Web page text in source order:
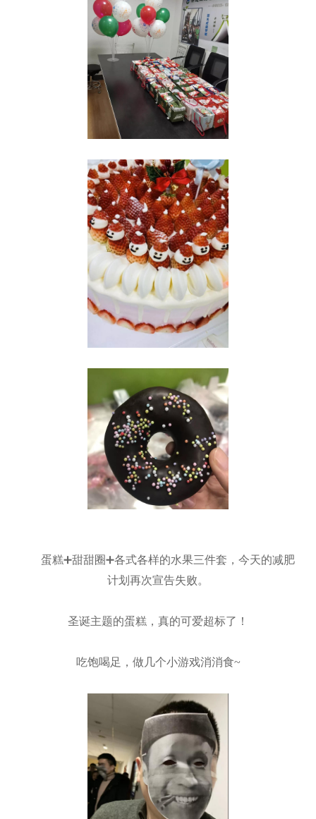
蛋糕➕甜甜圈➕各式各样的水果三件套，今天的减肥
计划再次宣告失败。
圣诞主题的蛋糕，真的可爱超标了！
吃饱喝足，做几个小游戏消消食~